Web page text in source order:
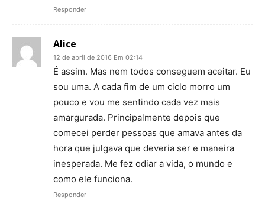
Responder
Alice
12 de abril de 2016 Em 02:14
É assim. Mas nem todos conseguem aceitar. Eu
sou uma. A cada fim de um ciclo morro um
pouco e vou me sentindo cada vez mais
amargurada. Principalmente depois que
comecei perder pessoas que amava antes da
hora que julgava que deveria ser e maneira
inesperada. Me fez odiar a vida, o mundo e
como ele funciona.
Responder